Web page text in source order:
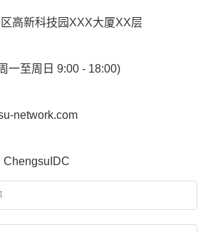
高新科技园XXX大厦XX层
一至周日 9:00 - 18:00)
network.com
ChengsuIDC